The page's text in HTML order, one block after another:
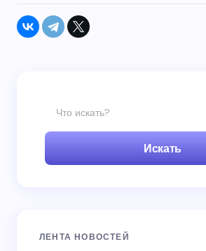
Искать
ЛЕНТА НОВОСТЕЙ